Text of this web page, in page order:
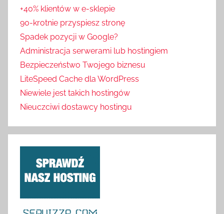
+40% klientów w e-sklepie
90-krotnie przyspiesz stronę
Spadek pozycji w Google?
Administracja serwerami lub hostingiem
Bezpieczeństwo Twojego biznesu
LiteSpeed Cache dla WordPress
Niewiele jest takich hostingów
Nieuczciwi dostawcy hostingu